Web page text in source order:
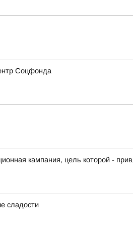
Соцфонда
кампания, цель которой -
сладости